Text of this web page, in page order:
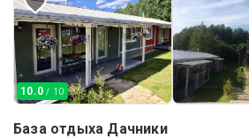
10.0 / 10
База отдыха Дачники